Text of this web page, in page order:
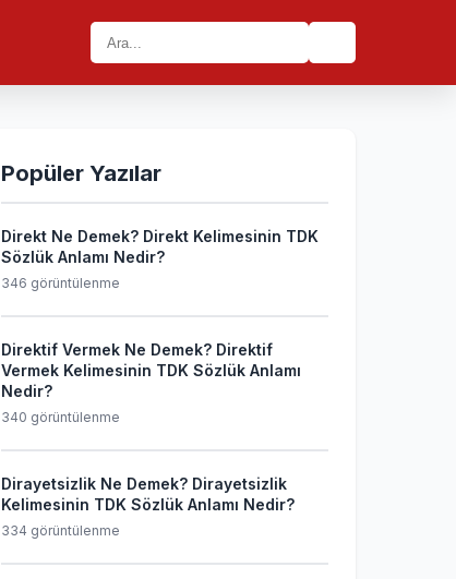
Popüler Yazılar
Direkt Ne Demek? Direkt Kelimesinin TDK
Sözlük Anlamı Nedir?
346 görüntülenme
Direktif Vermek Ne Demek? Direktif
Vermek Kelimesinin TDK Sözlük Anlamı
Nedir?
340 görüntülenme
Dirayetsizlik Ne Demek? Dirayetsizlik
Kelimesinin TDK Sözlük Anlamı Nedir?
334 görüntülenme